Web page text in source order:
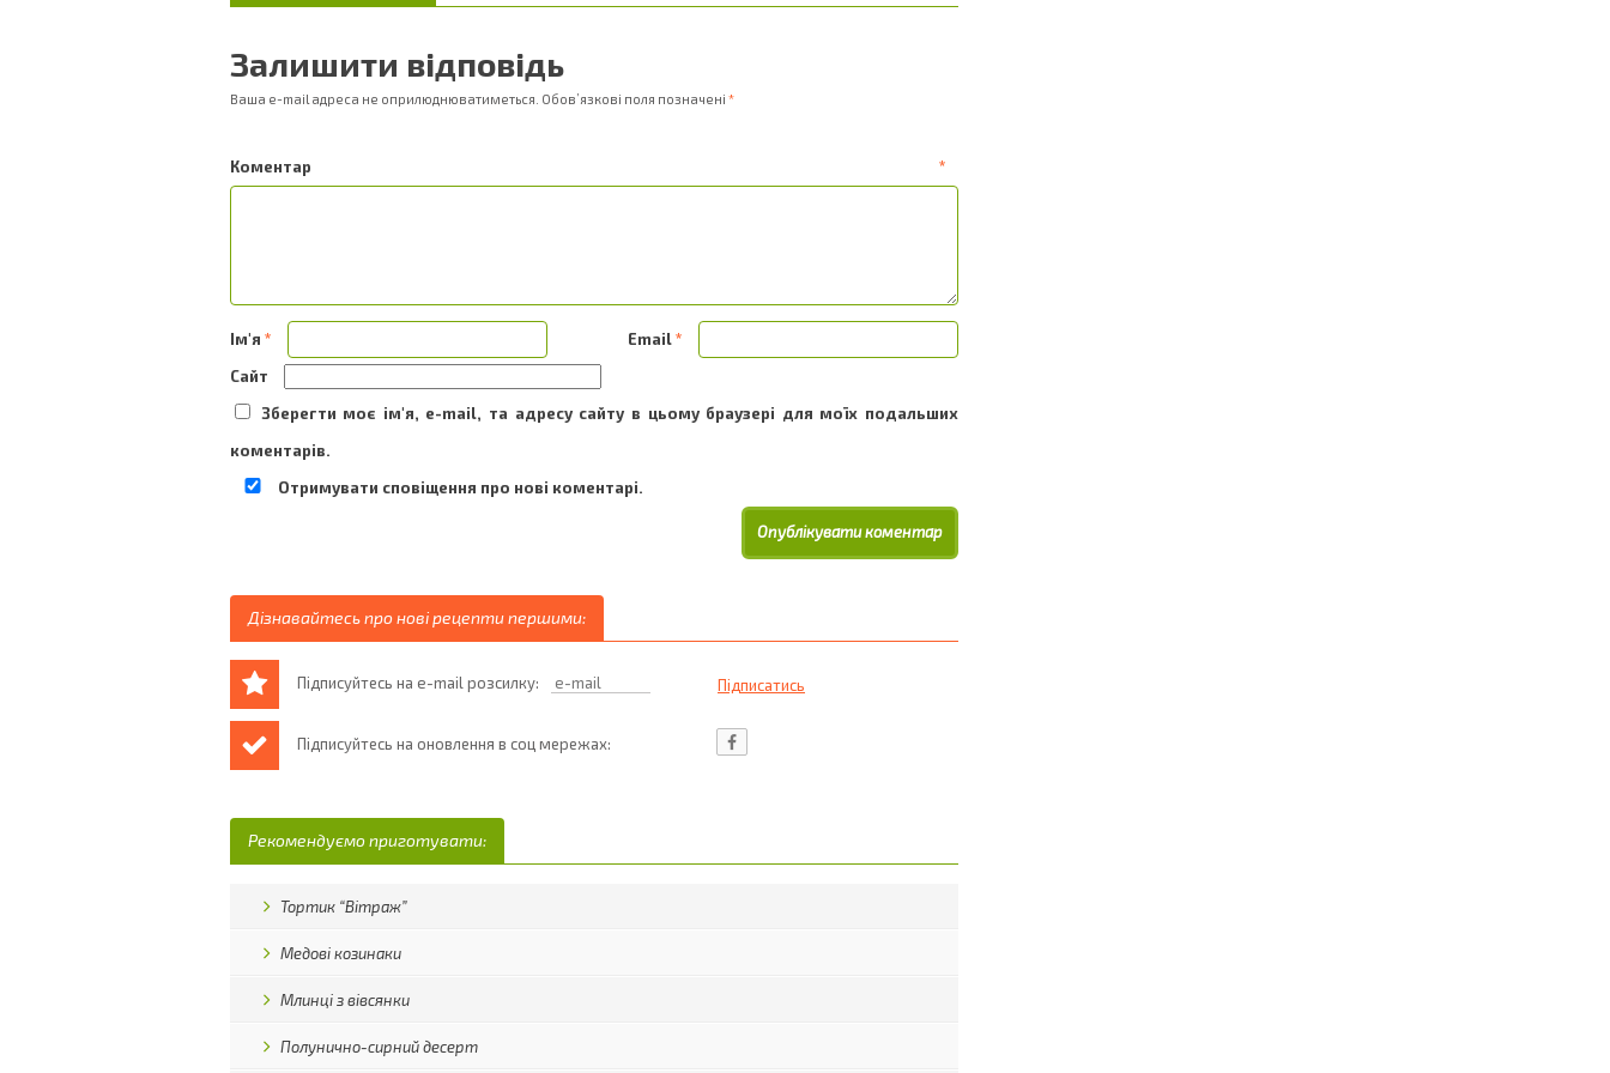
Залишити відповідь
Ваша e-mail адреса не оприлюднюватиметься. Обов’язкові поля позначені *
Коментар *
Ім'я * Email*
Сайт
Зберегти моє ім'я, e-mail, та адресу сайту в цьому браузері для моїх подальших
коментарів.
Отримувати сповіщення про нові коментарі.
Дізнавайтесь про нові рецепти першими:
Підписуйтесь на e-mail розсилку:
Підписуйтесь на оновлення в соц мережах:
Рекомендуємо приготувати:
Тортик “Вітраж”
Медові козинаки
Млинці з вівсянки
Полунично-сирний десерт